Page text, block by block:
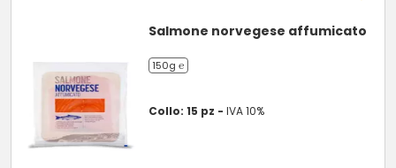
Salmone norvegese affumicato
150g ℮
Collo: 15 pz -IVA 10%